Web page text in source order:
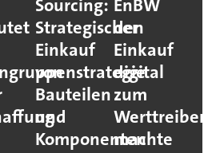
Sourcing:
Strategischer
Einkauf
von
Bauteilen
und
Komponenten
EnBW
den
Einkauf
digital
zum
Werttreiber
machte